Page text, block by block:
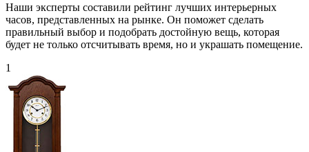
Наши эксперты составили рейтинг лучших интерьерных
часов, представленных на рынке. Он поможет сделать
правильный выбор и подобрать достойную вещь, которая
будет не только отсчитывать время, но и украшать помещение.
1